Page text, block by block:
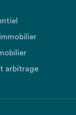
arbitrage